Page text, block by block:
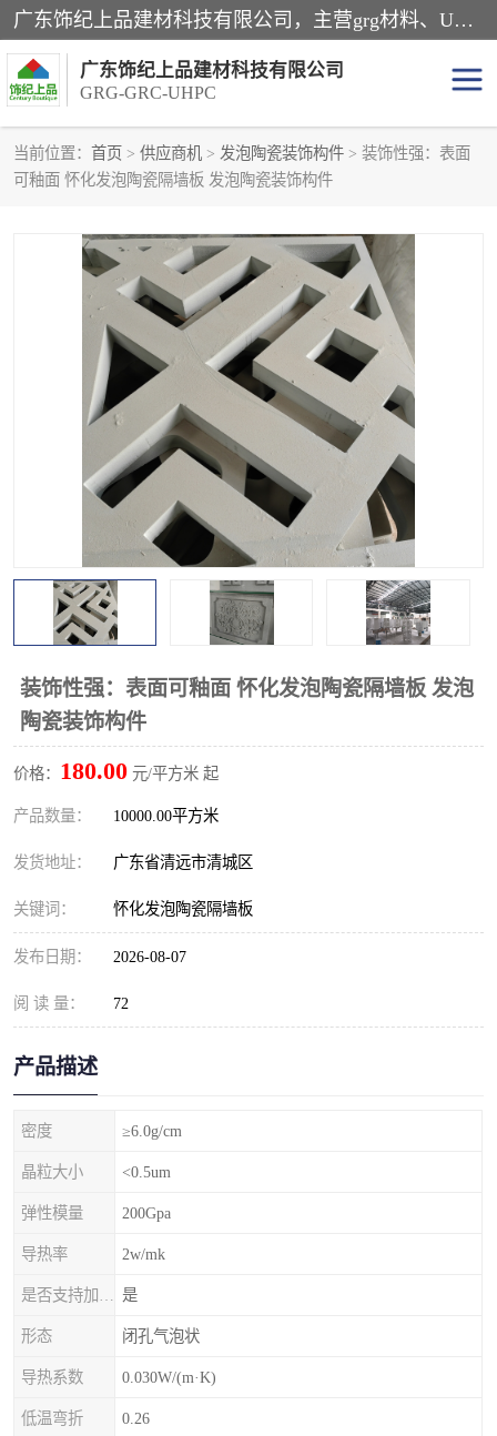
广东饰纪上品建材科技有限公司，主营grg材料、UHPC板、grc构件、uhpc幕墙板、grg厂家、grc厂家、uhpc厂家、GRG吊顶、grg石膏板、grg构件、外墙grc线条、grg造型、grg材料定制，uhpc高性能混凝土，uhpc构件，uhpc镂空挂板，grg材料生产厂家，广东grg厂家，广东grc厂家，联系方式*，2万平厂房，如果您对我公司的产品服务感兴趣，请联系我们。
广东饰纪上品建材科技有限公司
GRG-GRC-UHPC
当前位置： 首页 > 供应商机 > 发泡陶瓷装饰构件 > 装饰性强：表面
可釉面 怀化发泡陶瓷隔墙板 发泡陶瓷装饰构件
装饰性强：表面可釉面 怀化发泡陶瓷隔墙板 发泡
陶瓷装饰构件
价格： 180.00 元/平方米 起
产品数量： 10000.00平方米
发货地址： 广东省清远市清城区
关键词： 怀化发泡陶瓷隔墙板
发布日期： 2026-08-07
阅 读 量： 72
产品描述
密度 ≥6.0g/cm
晶粒大小 <0.5um
弹性模量 200Gpa
导热率 2w/mk
是
形态 闭孔气泡状
导热系数 0.030W/(m·K)
低温弯折 0.26
GRG构件 GRC构件
UHPC构件 发泡陶瓷装饰构件
GRG造型 GRC厂家
GRG吊顶 GRG材料生产厂家
UHPC幕墙板 GRC树池坐凳
UHPC树池坐凳